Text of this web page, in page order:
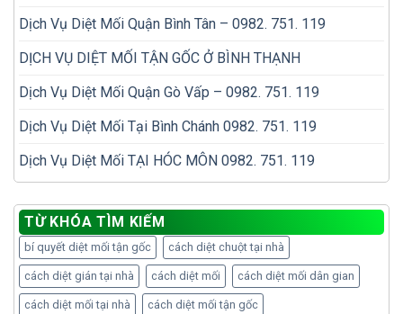
Dịch Vụ Diệt Mối Quận Bình Tân – 0982. 751. 119
DỊCH VỤ DIỆT MỐI TẬN GỐC Ở BÌNH THẠNH
Dịch Vụ Diệt Mối Quận Gò Vấp – 0982. 751. 119
Dịch Vụ Diệt Mối Tại Bình Chánh 0982. 751. 119
Dịch Vụ Diệt Mối TẠI HÓC MÔN 0982. 751. 119
TỪ KHÓA TÌM KIẾM
bí quyết diệt mối tận gốc cách diệt chuột tại nhà
cách diệt gián tại nhà cách diệt mối cách diệt mối dân gian
cách diệt mối tại nhà cách diệt mối tận gốc